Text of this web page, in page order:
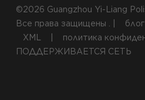
©2026 Guangzhou Yi-Liang
Все права защищены . |
блог
XML
политика
ПОДДЕРЖИВАЕТСЯ СЕТЬ